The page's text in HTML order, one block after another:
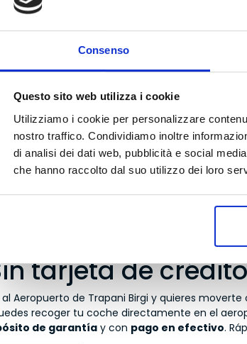
Consenso
Questo sito web utilizza i cookie
Utilizziamo i cookie per personalizzare
nostro traffico. Condividiamo inoltre
di analisi dei dati web, pubblicità e social
che hanno raccolto dal suo utilizzo dei loro
de coches en
de
tarjeta de crédito
al Aeropuerto de Trapani Birgi y quieres
recoger tu coche directamente en el
de garantíay con pago en efectivo.